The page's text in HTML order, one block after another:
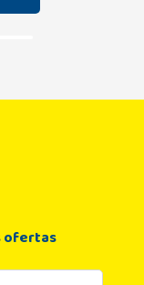
ofertas